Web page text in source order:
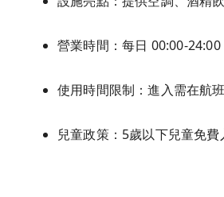
營業時間：每日 00:00-
使用時間限制：進入需在航
兒童政策：5歲以下兒童免費